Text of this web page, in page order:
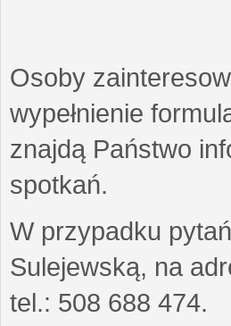
Osoby
wypełnienie
znajdą Państwo
spotkań.
W przypadku
Sulejewską, na
tel.: 508 688 474.